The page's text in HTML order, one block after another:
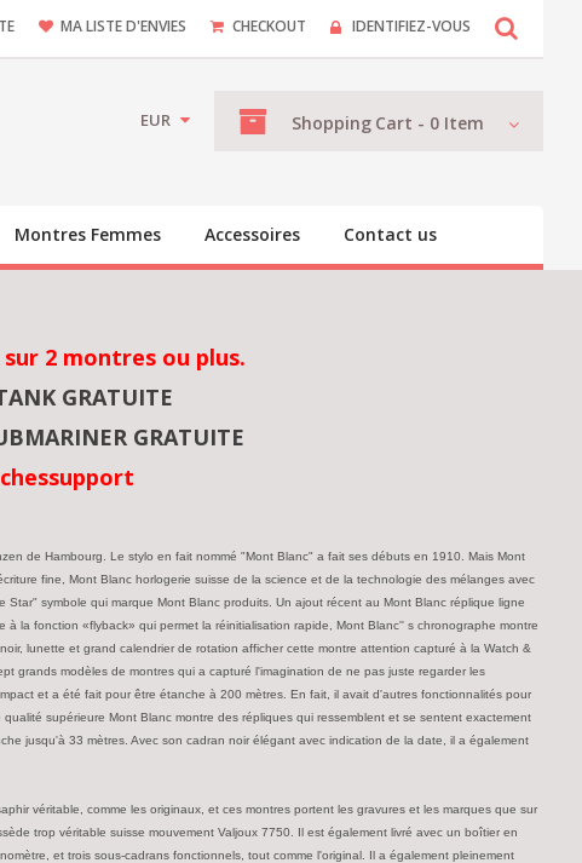
MA LISTE D'ENVIES CHECKOUT IDENTIFIEZ-VOUS
Shopping Cart - 0 Item
EUR
Montres Femmes Accessoires Contact us
sur 2 montres ou plus.
GRATUITE
GRATUITE
de Hambourg. Le stylo en fait nommé "Mont Blanc" a fait ses débuts en 1910. Mais Mont
fine, Mont Blanc horlogerie suisse de la science et de la technologie des mélanges avec
symbole qui marque Mont Blanc produits. Un ajout récent au Mont Blanc réplique ligne
la fonction «flyback» qui permet la réinitialisation rapide, Mont Blanc'' s chronographe montre
lunette et grand calendrier de rotation afficher cette montre attention capturé à la Watch &
grands modèles de montres qui a capturé l'imagination de ne pas juste regarder les
et a été fait pour être étanche à 200 mètres. En fait, il avait d'autres fonctionnalités pour
supérieure Mont Blanc montre des répliques qui ressemblent et se sentent exactement
jusqu'à 33 mètres. Avec son cadran noir élégant avec indication de la date, il a également
véritable, comme les originaux, et ces montres portent les gravures et les marques que sur
trop véritable suisse mouvement Valjoux 7750. Il est également livré avec un boîtier en
et trois sous-cadrans fonctionnels, tout comme l'original. Il a également pleinement